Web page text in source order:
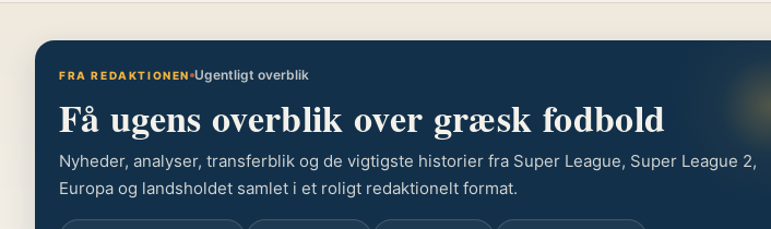
FRA REDAKTIONEN Ugentligt overblik
Få ugens overblik over græsk fodbold
Nyheder, analyser, transferblik og de vigtigste historier fra Super League, Super League 2,
Europa og landsholdet samlet i et roligt redaktionelt format.